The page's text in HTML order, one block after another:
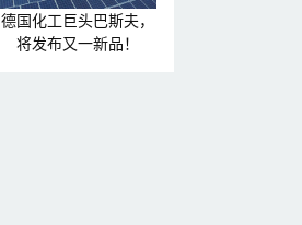
德国化工巨头巴斯夫，
将发布又一新品！